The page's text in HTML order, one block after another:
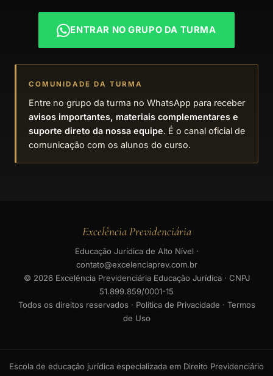
ENTRAR NO GRUPO DA TURMA
COMUNIDADE DA TURMA
Entre no grupo da turma no WhatsApp para receber
avisos importantes, materiais complementares e
suporte direto da nossa equipe. É o canal oficial de
comunicação com os alunos do curso.
Excelência Previdenciária
Educação Jurídica de Alto Nível ·
contato@excelenciaprev.com.br
© 2026 Excelência Previdenciária Educação Jurídica · CNPJ
51.899.859/0001-15
Todos os direitos reservados · Política de Privacidade · Termos
de Uso
Escola de educação jurídica especializada em Direito Previdenciário